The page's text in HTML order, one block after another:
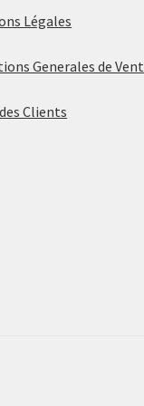
Légales
Generales de
Clients